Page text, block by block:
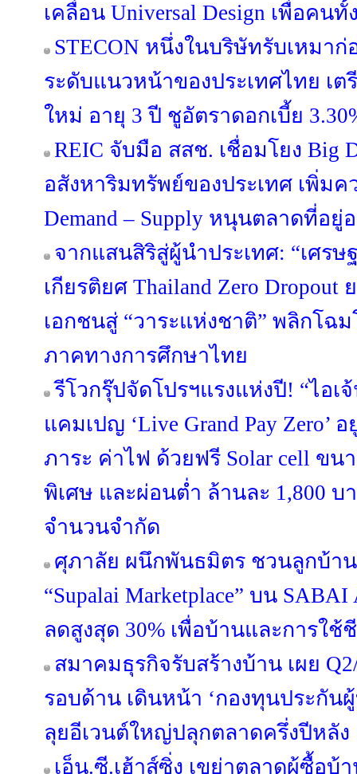
เคลื่อน Universal Design เพื่อคนทั้
STECON หนึ่งในบริษัทรับเหมาก่
ระดับแนวหน้าของประเทศไทย เ
ใหม่ อายุ 3 ปี ชูอัตราดอกเบี้ย
REIC จับมือ สสช. เชื่อมโยง Big
อสังหาริมทรัพย์ของประเทศ เพิ่ม
Demand – Supply หนุนตลาดที่อยู่
จากแสนสิริสู่ผู้นำประเทศ: “เศรษ
เกียรติยศ Thailand Zero
เอกชนสู่ “วาระแห่งชาติ” พลิกโฉ
ภาคทางการศึกษาไทย
รีโวกรุ๊ปจัดโปรฯแรงแห่งปี! “ไอเ
แคมเปญ ‘Live Grand Pay Zero’
ภาระ ค่าไฟ ด้วยฟรี Solar cell ขน
พิเศษ และผ่อนต่ำ ล้านละ 1,800
จำนวนจำกัด
ศุภาลัย ผนึกพันธมิตร ชวนลูกบ้าน
“Supalai Marketplace” บน
ลดสูงสุด 30% เพื่อบ้านและการใ
สมาคมธุรกิจรับสร้างบ้าน เผย
รอบด้าน เดินหน้า ‘กองทุนประกัน
ลุยอีเวนต์ใหญ่ปลุกตลาดครึ่งปีหลัง
เอ็น.ซี.เฮ้าส์ซิ่ง เขย่าตลาดผู้ซื้อบ้